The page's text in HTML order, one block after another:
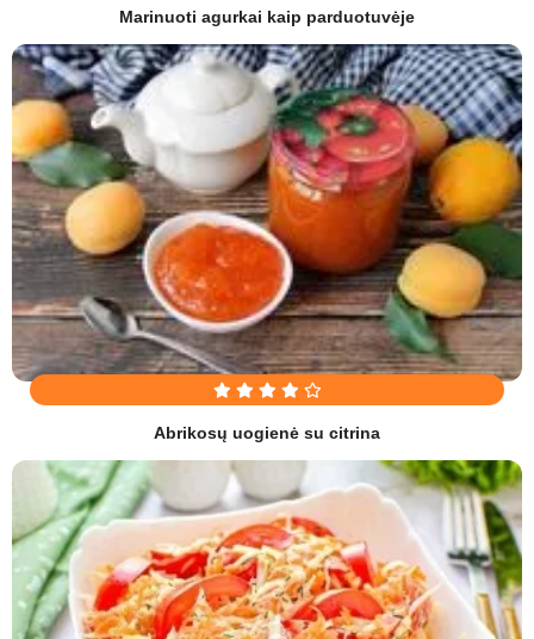
Marinuoti agurkai kaip parduotuvėje
Abrikosų uogienė su citrina